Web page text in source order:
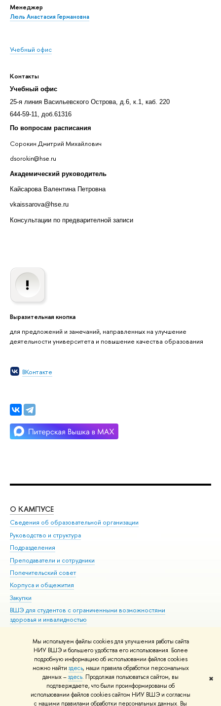
Мы используем файлы cookies для улучшения работы сайта
НИУ ВШЭ и большего удобства его использования. Более
подробную информацию об использовании файлов cookies
можно найти здесь, наши правила обработки персональных
данных –здесь. Продолжая пользоваться сайтом, вы
подтверждаете, что были проинформированы об
использовании файлов cookies сайтом НИУ ВШЭ и согласны
с нашими правилами обработки персональных данных. Вы
✖
Менеджер
Люль Анастасия Германовна
Учебный офис
Контакты
Учебный офис
25-я линия Васильевского Острова, д.6, к.1, каб. 220
644-59-11, доб.61316
По вопросам расписания
Сорокин Дмитрий Михайлович
dsorokin@hse.ru
Академический руководитель
Кайсарова Валентина Петровна
vkaissarova@hse.ru
Консультации по предварителной записи
Выразительная кнопка
для предложений и замечаний, направленных на улучшение
деятельности университета и повышение качества образования
ВКонтакте
О КАМПУСЕ
Сведения об образовательной организации
Руководство и структура
Подразделения
Преподаватели и сотрудники
Попечительский совет
Корпуса и общежития
Закупки
ВШЭ для студентов с ограниченными возможностями
здоровья и инвалидностью
Единая платежная страница
© НИУ ВШЭ 1993–2026 Адреса и контакты Условия использования
материалов Политика конфиденциальности Карта сайта